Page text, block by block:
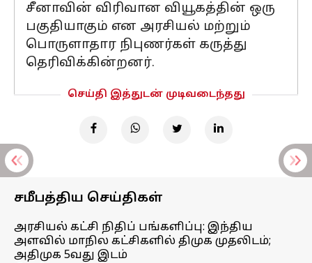
சீனாவின் விரிவான வியூகத்தின் ஒரு
பகுதியாகும் என அரசியல் மற்றும்
பொருளாதார நிபுணர்கள் கருத்து
தெரிவிக்கின்றனர்.
செய்தி இத்துடன் முடிவடைந்தது
சமீபத்திய செய்திகள்
அரசியல் கட்சி நிதிப் பங்களிப்பு: இந்திய
அளவில் மாநில கட்சிகளில் திமுக முதலிடம்;
அதிமுக 5வது இடம்